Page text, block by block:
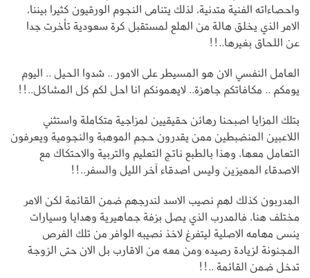
واحصاءاته الفنية متدنية، لذلك يتنامى النجوم الورقيون كثيرا بيننا،
الامر الذي يخلق هالة من الهلع لمستقبل كرة سعودية تأخرت جدا
عن اللحاق بغيرها..!!
العامل النفسي الان هو المسيطر على الامور .. شدوا الحيل .. اليوم
يومكم .. مكافاتكم جاهزة.. لايهمونكم انا احل لكم كل المشاكل..!!
بتلك المزايا اصبحنا رهائن حقيقيين لمزاجية متكاملة واستثني
اللاعبين المنضبطين ممن يقدرون حجم الموهبة والنجومية ويعرفون
التعامل معها، وهذا بالطبع ناتج التعليم والتربية والاحتكاك مع
الاصدقاء المميزين وليس اصدقاء آخر الليل والسفر..!!
المدربون كذلك لهم نصيب الاسد لندرجهم ضمن القائمة لكن الامر
مختلف هنا، فالمدرب الذي يصل بزفة جماهيرية وهدايا وسيارات
ينسى مهامه الاصلية ليتفرغ لاخذ نصيبه الوافر من تلك الفرص
المجنونة لزيادة رصيده ومن معه من الاقارب بل الان حتى الزوجة
تدخل ضمن القائمة ..!!